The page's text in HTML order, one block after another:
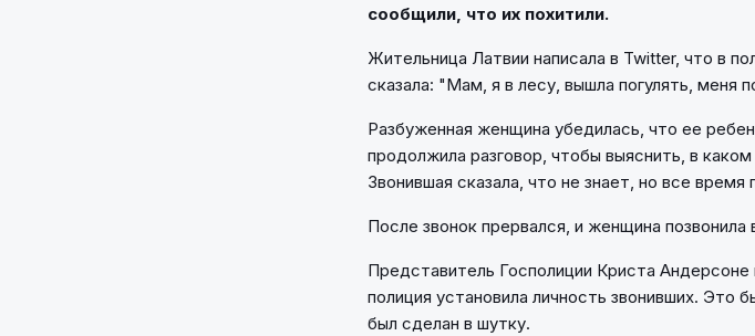
сообщили, что их похитили.
Жительница Латвии написала в Twitter, что в
сказала: "Мам, я в лесу, вышла погулять, меня
Разбуженная женщина убедилась, что ее
продолжила разговор, чтобы выяснить, в
Звонившая сказала, что не знает, но все
После звонок прервался, и женщина позвонила
Представитель Госполиции Криста
полиция установила личность звонивших. Это
был сделан в шутку.